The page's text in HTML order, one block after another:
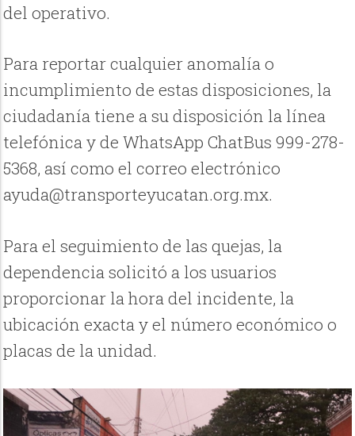
del operativo.
Para reportar cualquier anomalía o
incumplimiento de estas disposiciones, la
ciudadanía tiene a su disposición la línea
telefónica y de WhatsApp ChatBus 999-278-
5368, así como el correo electrónico
ayuda@transporteyucatan.org.mx.
Para el seguimiento de las quejas, la
dependencia solicitó a los usuarios
proporcionar la hora del incidente, la
ubicación exacta y el número económico o
placas de la unidad.